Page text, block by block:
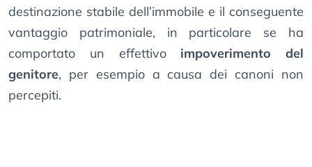
destinazione stabile dell’immobile e il conseguente
vantaggio patrimoniale, in particolare se ha
comportato un effettivo impoverimento del
genitore, per esempio a causa dei canoni non
percepiti.